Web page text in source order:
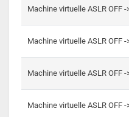
Machine virtuelle ASLR OFF
Machine virtuelle ASLR OFF
Machine virtuelle ASLR OFF -
Machine virtuelle ASLR OFF -